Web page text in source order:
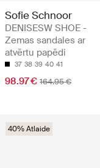
Sofie Schnoor
DENISESW SHOE -
Zemas sandales ar
atvērtu papēdi
37 38 39 40 41
98.97 € 164.95 €
40% Atlaide